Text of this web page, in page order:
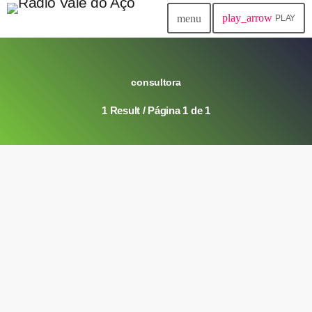
menu play_arrow PLAY
consultora
1 Result / Página 1 de 1